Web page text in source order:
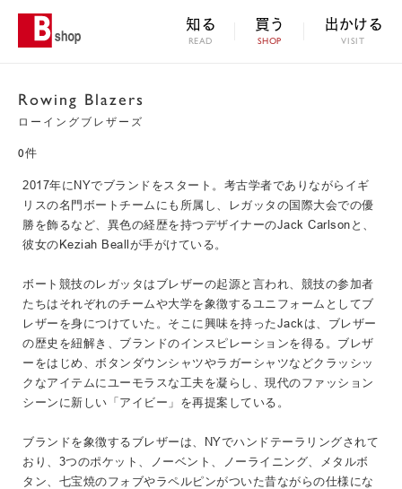
知る
READ
買う
SHOP
出かける
VISIT
Rowing Blazers
ローイングブレザーズ
0件
2017年にNYでブランドをスタート。考古学者でありながらイギ
リスの名門ボートチームにも所属し、レガッタの国際大会での優
勝を飾るなど、異色の経歴を持つデザイナーのJack Carlsonと、
彼女のKeziah Beallが手がけている。
ボート競技のレガッタはブレザーの起源と言われ、競技の参加者
たちはそれぞれのチームや大学を象徴するユニフォームとしてブ
レザーを身につけていた。そこに興味を持ったJackは、ブレザー
の歴史を紐解き、ブランドのインスピレーションを得る。ブレザ
ーをはじめ、ボタンダウンシャツやラガーシャツなどクラッシッ
クなアイテムにユーモラスな工夫を凝らし、現代のファッション
シーンに新しい「アイビー」を再提案している。
ブランドを象徴するブレザーは、NYでハンドテーラリングされて
おり、3つのポケット、ノーベント、ノーライニング、メタルボ
タン、七宝焼のフォブやラペルピンがついた昔ながらの仕様にな